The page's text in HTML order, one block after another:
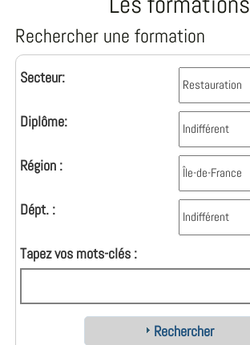
Rechercher une formation
Secteur:
Diplôme:
Région :
Dépt. :
Tapez vos mots-clés :
Rechercher